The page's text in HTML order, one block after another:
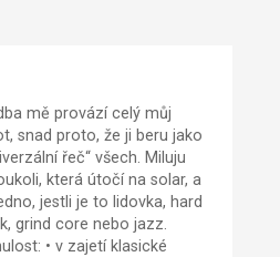
mě provází celý můj
snad proto, že ji beru jako
řeč“ všech. Miluju
která útočí na solar, a
jestli je to lidovka, hard
grind core nebo jazz.
• v zajetí klasické